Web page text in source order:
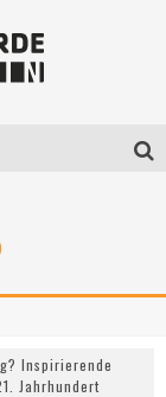
Inspirierende
Jahrhundert